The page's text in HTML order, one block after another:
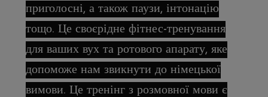
приголосні, а також паузи, інтонацію
тощо. Це своєрідне фітнес-тренування
для ваших вух та ротового апарату, яке
допоможе нам звикнути до німецької
вимови. Це тренінг з розмовної мови є